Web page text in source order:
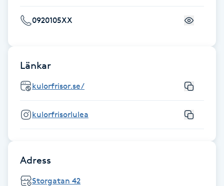
Headspa
Herrklippning
HIFU
Hollywood Peel
Hot yoga
0920105XX
Länkar
kulorfrisor.se/
kulorfrisorlulea
Adress
Storgatan 42